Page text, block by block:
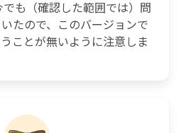
も（確認した範囲では）問
たので、このバージョンで
ことが無いように注意しま